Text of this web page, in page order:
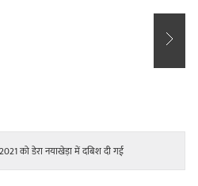
को डेरा नयाखेड़ा में दबिश दी गई